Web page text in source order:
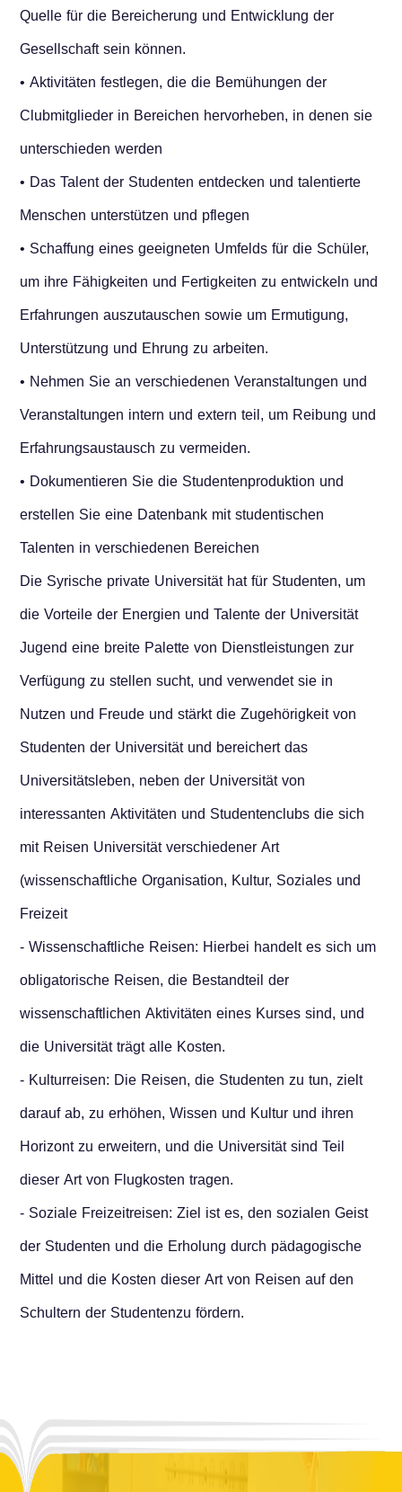
Quelle für die Bereicherung und Entwicklung der
Gesellschaft sein können.
• Aktivitäten festlegen, die die Bemühungen der
Clubmitglieder in Bereichen hervorheben, in denen sie
unterschieden werden
• Das Talent der Studenten entdecken und talentierte
Menschen unterstützen und pflegen
• Schaffung eines geeigneten Umfelds für die Schüler,
um ihre Fähigkeiten und Fertigkeiten zu entwickeln und
Erfahrungen auszutauschen sowie um Ermutigung,
Unterstützung und Ehrung zu arbeiten.
• Nehmen Sie an verschiedenen Veranstaltungen und
Veranstaltungen intern und extern teil, um Reibung und
Erfahrungsaustausch zu vermeiden.
• Dokumentieren Sie die Studentenproduktion und
erstellen Sie eine Datenbank mit studentischen
Talenten in verschiedenen Bereichen
Die Syrische private Universität hat für Studenten, um
die Vorteile der Energien und Talente der Universität
Jugend eine breite Palette von Dienstleistungen zur
Verfügung zu stellen sucht, und verwendet sie in
Nutzen und Freude und stärkt die Zugehörigkeit von
Studenten der Universität und bereichert das
Universitätsleben, neben der Universität von
interessanten Aktivitäten und Studentenclubs die sich
mit Reisen Universität verschiedener Art
(wissenschaftliche Organisation, Kultur, Soziales und
Freizeit
- Wissenschaftliche Reisen: Hierbei handelt es sich um
obligatorische Reisen, die Bestandteil der
wissenschaftlichen Aktivitäten eines Kurses sind, und
die Universität trägt alle Kosten.
- Kulturreisen: Die Reisen, die Studenten zu tun, zielt
darauf ab, zu erhöhen, Wissen und Kultur und ihren
Horizont zu erweitern, und die Universität sind Teil
dieser Art von Flugkosten tragen.
- Soziale Freizeitreisen: Ziel ist es, den sozialen Geist
der Studenten und die Erholung durch pädagogische
Mittel und die Kosten dieser Art von Reisen auf den
Schultern der Studentenzu fördern.